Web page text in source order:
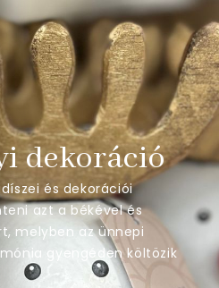
dekoráció
és dekorációi
azt a békével és
melyben az ünnepi
gyengéden költözik